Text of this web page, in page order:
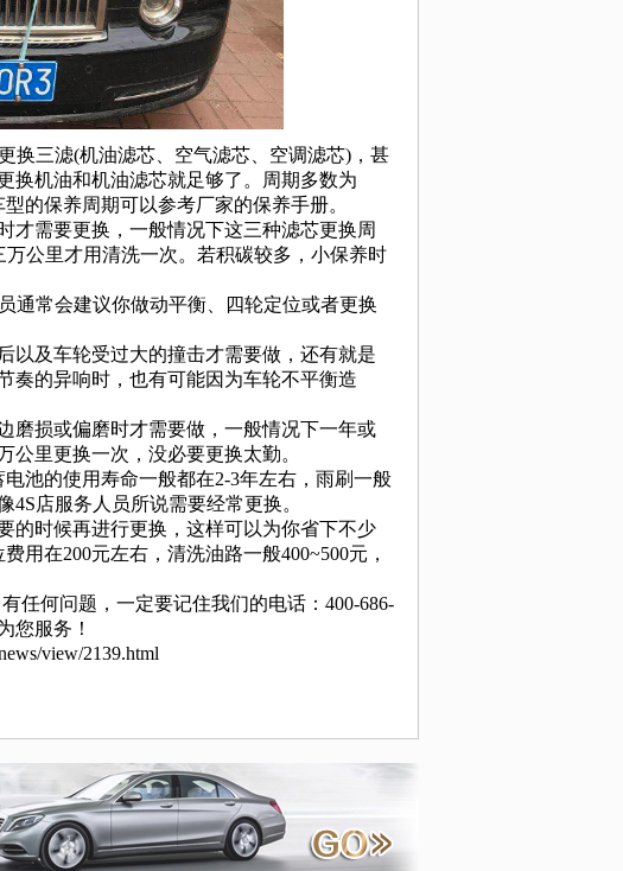
三滤(机油滤芯、空气滤芯、空调滤芯)，甚
换机油和机油滤芯就足够了。周期多数为
的保养周期可以参考厂家的保养手册。
需要更换，一般情况下这三种滤芯更换周
公里才用清洗一次。若积碳较多，小保养时
常会建议你做动平衡、四轮定位或者更换
及车轮受过大的撞击才需要做，还有就是
奏的异响时，也有可能因为车轮不平衡造
损或偏磨时才需要做，一般情况下一年或
公里更换一次，没必要更换太勤。
的使用寿命一般都在2-3年左右，雨刷一般
店服务人员所说需要经常更换。
时候再进行更换，这样可以为你省下不少
用在200元左右，清洗油路一般400~500元，
何问题，一定要记住我们的电话：400-686-
您服务！
view/2139.html